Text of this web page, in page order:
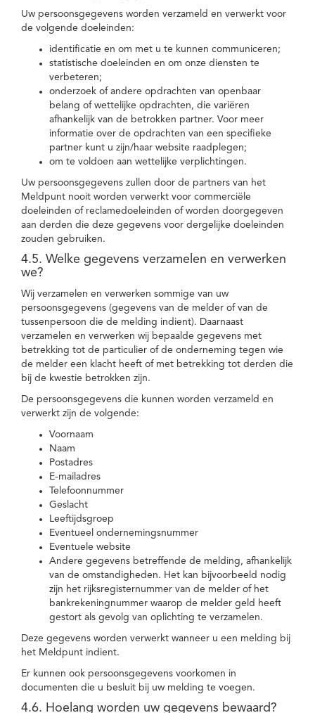
Uw persoonsgegevens worden verzameld en verwerkt voor
de volgende doeleinden:
identificatie en om met u te kunnen communiceren;
statistische doeleinden en om onze diensten te
verbeteren;
onderzoek of andere opdrachten van openbaar
belang of wettelijke opdrachten, die variëren
afhankelijk van de betrokken partner. Voor meer
informatie over de opdrachten van een specifieke
partner kunt u zijn/haar website raadplegen;
om te voldoen aan wettelijke verplichtingen.
Uw persoonsgegevens zullen door de partners van het
Meldpunt nooit worden verwerkt voor commerciële
doeleinden of reclamedoeleinden of worden doorgegeven
aan derden die deze gegevens voor dergelijke doeleinden
zouden gebruiken.
4.5. Welke gegevens verzamelen en verwerken
we?
Wij verzamelen en verwerken sommige van uw
persoonsgegevens (gegevens van de melder of van de
tussenpersoon die de melding indient). Daarnaast
verzamelen en verwerken wij bepaalde gegevens met
betrekking tot de particulier of de onderneming tegen wie
de melder een klacht heeft of met betrekking tot derden die
bij de kwestie betrokken zijn.
De persoonsgegevens die kunnen worden verzameld en
verwerkt zijn de volgende:
Voornaam
Naam
Postadres
E-mailadres
Telefoonnummer
Geslacht
Leeftijdsgroep
Eventueel ondernemingsnummer
Eventuele website
Andere gegevens betreffende de melding, afhankelijk
van de omstandigheden. Het kan bijvoorbeeld nodig
zijn het rijksregisternummer van de melder of het
bankrekeningnummer waarop de melder geld heeft
gestort als gevolg van oplichting te verzamelen.
Deze gegevens worden verwerkt wanneer u een melding bij
het Meldpunt indient.
Er kunnen ook persoonsgegevens voorkomen in
documenten die u besluit bij uw melding te voegen.
4.6. Hoelang worden uw gegevens bewaard?